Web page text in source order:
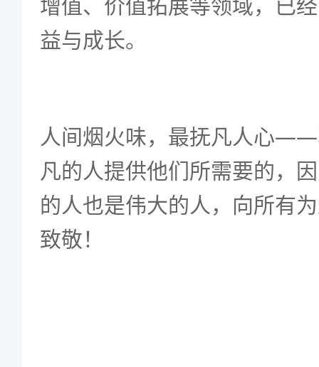
益与成长。
人间烟火味，最抚凡人心
凡的人提供他们所需要的，
的人也是伟大的人，向所有
致敬！